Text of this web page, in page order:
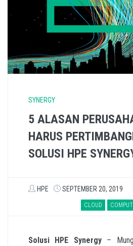
SYNERGY
5 ALASAN
HARUS
SOLUSI HPE
HPE SEPTEMBER 20, 2019
CLOUD
Solusi HPE Synergy–